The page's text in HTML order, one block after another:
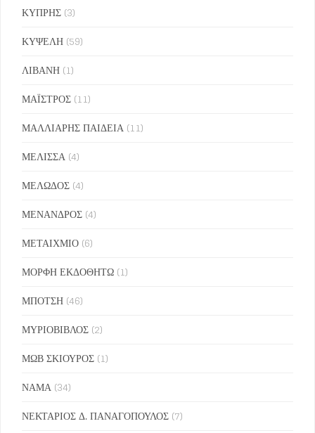
ΚΥΠΡΗΣ (3)
ΚΥΨΕΛΗ (59)
ΛΙΒΑΝΗ (1)
ΜΑΪΣΤΡΟΣ (11)
ΜΑΛΛΙΑΡΗΣ ΠΑΙΔΕΙΑ (11)
ΜΕΛΙΣΣΑ (4)
ΜΕΛΩΔΟΣ (4)
ΜΕΝΑΝΔΡΟΣ (4)
ΜΕΤΑΙΧΜΙΟ (6)
ΜΟΡΦΗ ΕΚΔΟΘΗΤΩ (1)
ΜΠΟΤΣΗ (46)
ΜΥΡΙΟΒΙΒΛΟΣ (2)
ΜΩΒ ΣΚΙΟΥΡΟΣ (1)
ΝΑΜΑ (34)
ΝΕΚΤΑΡΙΟΣ Δ. ΠΑΝΑΓΟΠΟΥΛΟΣ (7)